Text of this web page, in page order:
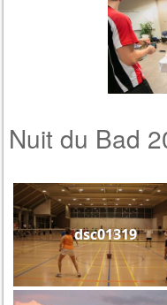
Nuit du Bad
dsc01319